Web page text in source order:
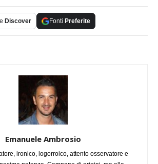
Discover Fonti Preferite
Emanuele Ambrosio
ironico, logorroico, attento osservatore e